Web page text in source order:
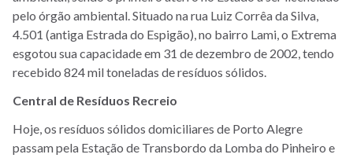
pelo órgão ambiental. Situado na rua Luiz Corrêa da Silva,
4.501 (antiga Estrada do Espigão), no bairro Lami, o Extrema
esgotou sua capacidade em 31 de dezembro de 2002, tendo
recebido 824 mil toneladas de resíduos sólidos.
Central de Resíduos Recreio
Hoje, os resíduos sólidos domiciliares de Porto Alegre
passam pela Estação de Transbordo da Lomba do Pinheiro e